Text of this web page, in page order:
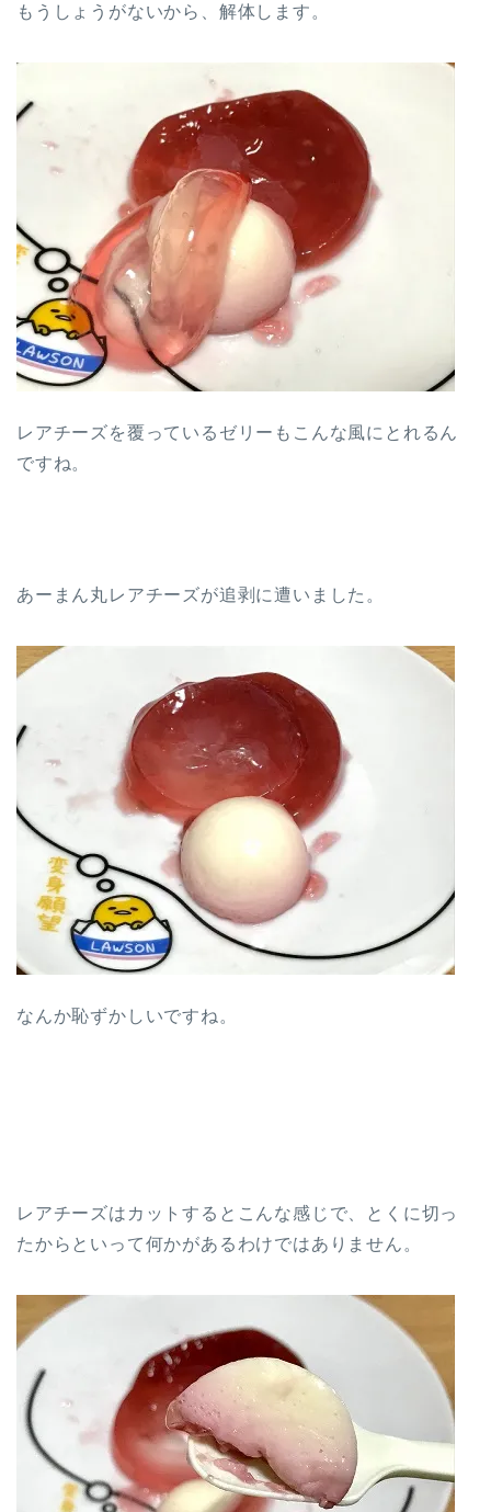
もうしょうがないから、解体します。
レアチーズを覆っているゼリーもこんな風にとれるん
ですね。
あーまん丸レアチーズが追剥に遭いました。
なんか恥ずかしいですね。
レアチーズはカットするとこんな感じで、とくに切っ
たからといって何かがあるわけではありません。